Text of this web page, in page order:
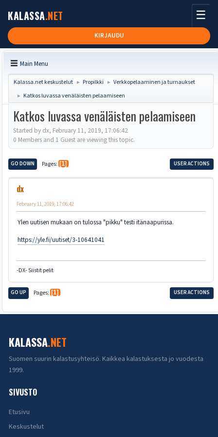
KALASSA.NET
KIRJAUDU
☰
Main Menu
Kalassa.net keskustelut ► Propilkki ► Verkkopelaaminen ja turnaukset
► Katkos luvassa venäläisten pelaamiseen
Katkos luvassa venäläisten pelaamiseen
Started by dx, February 11, 2019, 17:06:42
0 Members and 1 Guest are viewing this topic.
GO DOWN Pages 1 USER ACTIONS
dx
February 11, 2019, 17:06:42
Ylen uutisen mukaan on tulossa "pikku" testi itänaapurissa.
https://yle.fi/uutiset/3-10641041
-DX- Siistit pelit
GO UP Pages 1 USER ACTIONS
KALASSA.NET
Suomen suurin kalastusyhteisö. Kaikkea kalastuksesta jo vuodesta
1999.
SIVUSTO
Etusivu
Keskustelut